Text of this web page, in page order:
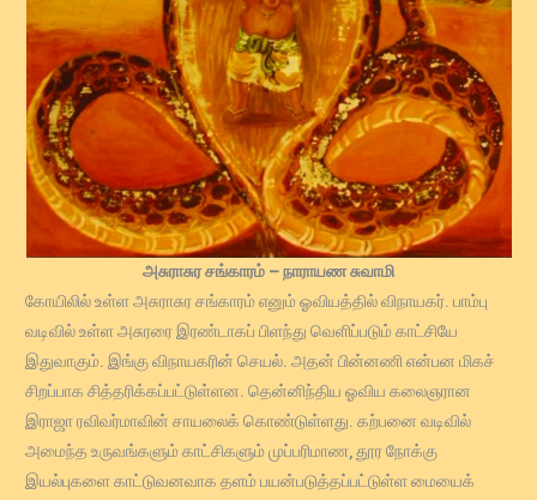
அசுராசுர சங்காரம் – நாராயண சுவாமி
கோயிலில் உள்ள அசுராசுர சங்காரம் எனும் ஓவியத்தில் விநாயகர். பாம்பு
வடிவில் உள்ள அசுரரை இரண்டாகப் பிளந்து வெளிப்படும் காட்சியே
இதுவாகும். இங்கு விநாயகரின் செயல். அதன் பின்னணி என்பன மிகச்
சிறப்பாக சித்தரிக்கப்பட்டுள்ளன. தென்னிந்திய ஓவிய கலைஞரான
இராஜா ரவிவர்மாவின் சாயலைக் கொண்டுள்ளது. கற்பனை வடிவில்
அமைந்த உருவங்களும் காட்சிகளும் முப்பரிமாண, தூர நோக்கு
இயல்புகளை காட்டுவனவாக தளம் பயன்படுத்தப்பட்டுள்ள மையைக்